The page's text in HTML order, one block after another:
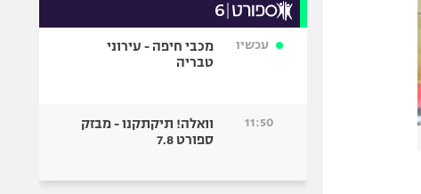
עכשיו
מכבי חיפה - עירוני
טבריה
11:50
וואלה! תיקתקנו - מבזק
ספורט 7.8